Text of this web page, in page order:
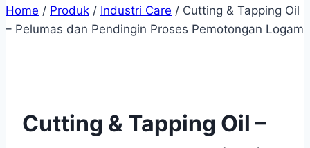
Home / Produk / Industri Care / Cutting & Tapping Oil
– Pelumas dan Pendingin Proses Pemotongan Logam
Cutting & Tapping Oil –